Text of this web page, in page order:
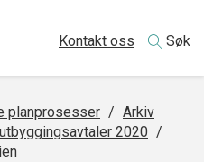
Kontakt oss Søk
planprosesser / Arkiv
2020 /